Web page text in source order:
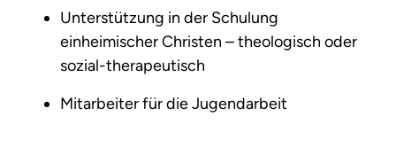
Unterstützung in der Schulung
einheimischer Christen – theologisch oder
sozial-therapeutisch
Mitarbeiter für die Jugendarbeit